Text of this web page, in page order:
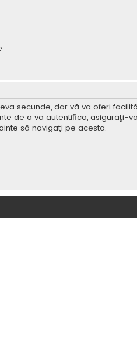
secunde, dar vă va oferi
de a vă autentifica, asiguraţi-
să navigaţi pe acesta.